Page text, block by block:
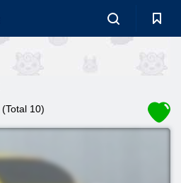
(Total 10)